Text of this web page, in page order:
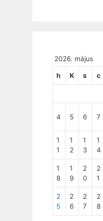
2026. május
h K s c
4 5 6 7
1
1
1
2
1
3
1
4
1
8
1
9
2
0
2
1
2
5
2
6
2
7
2
8